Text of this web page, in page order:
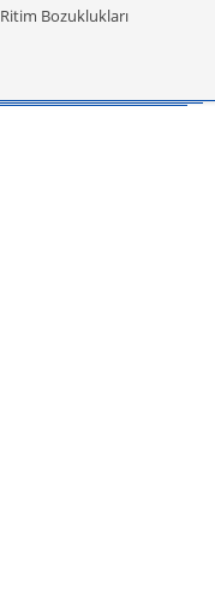
Ritim Bozuklukları